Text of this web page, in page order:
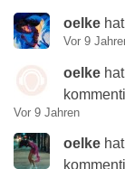
oelke hat
Vor 9
oelke hat
Vor 9 Jahren
oelke hat